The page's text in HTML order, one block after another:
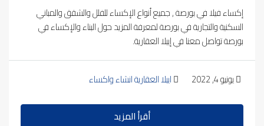
إكساء فيلا في بورصة , جميع أنواع الإكساء للفلل والشقق والمباني
السكنية والتجارية في بورصة لمعرفة المزيد حول البناء والإكساء في
بورصة تواصل معنا في إيبلا العقارية.
يونيو 4, 2022 ايبلا العقارية انشاء واكساء
أقرأ المزيد